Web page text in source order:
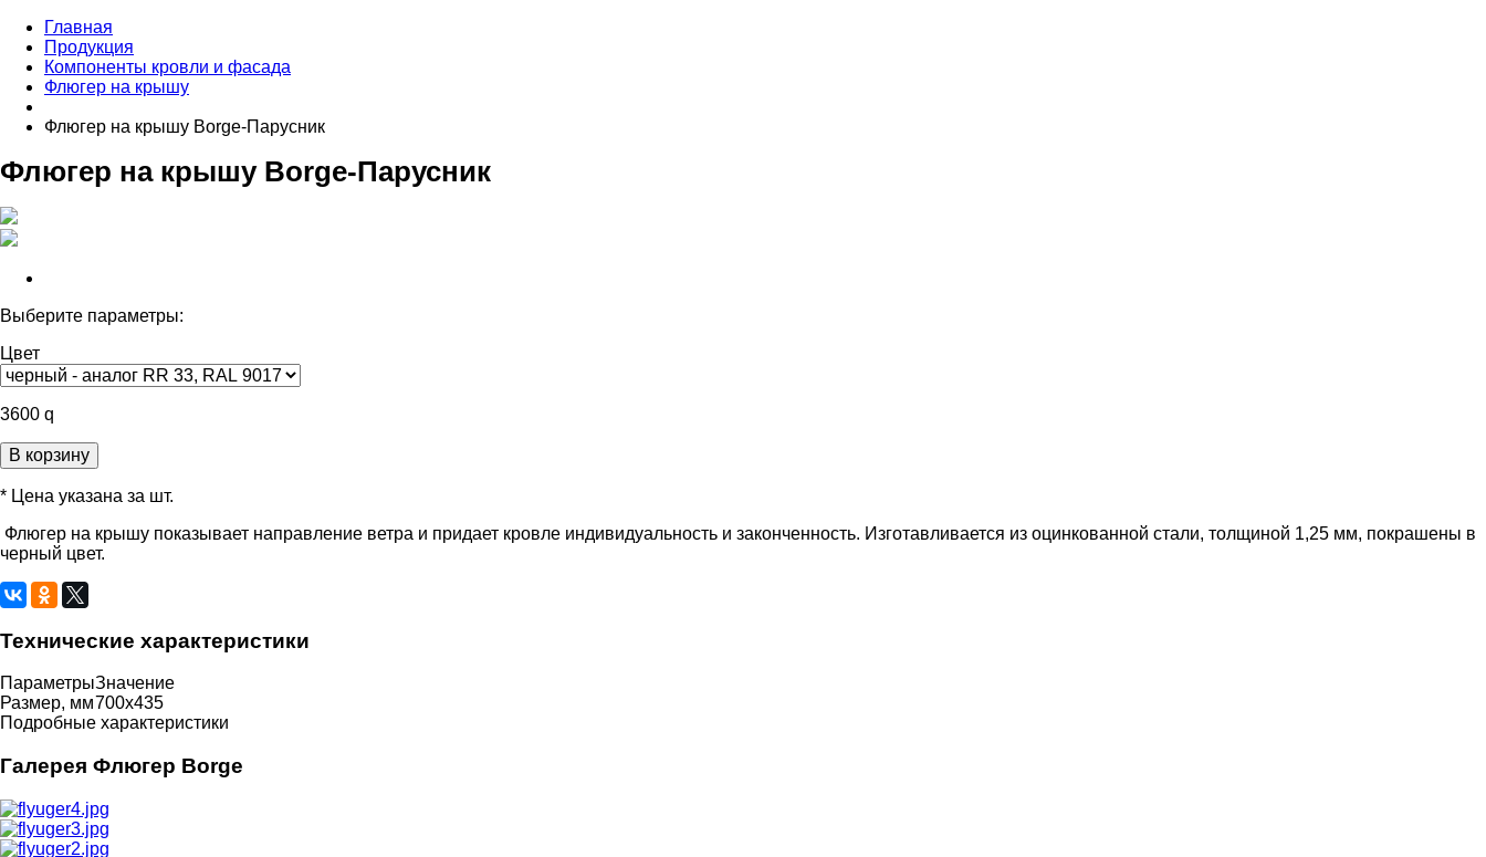
Главная
Продукция
Компоненты кровли и фасада
Флюгер на крышу
Флюгер на крышу Borge-Парусник
Флюгер на крышу Borge-Парусник
Выберите параметры:
Цвет
3600 q
В корзину
* Цена указана за шт.
Флюгер на крышу показывает направление ветра и придает кровле индивидуальность и законченность. Изготавливается из оцинкованной стали, толщиной 1,25 мм, покрашены в
черный цвет.
Технические характеристики
ПараметрыЗначение
Размер, мм700х435
Подробные характеристики
Галерея Флюгер Borge